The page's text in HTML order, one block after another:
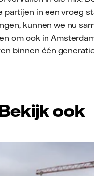
partijen in een vroeg
kunnen we nu
om ook in
binnen één
ook